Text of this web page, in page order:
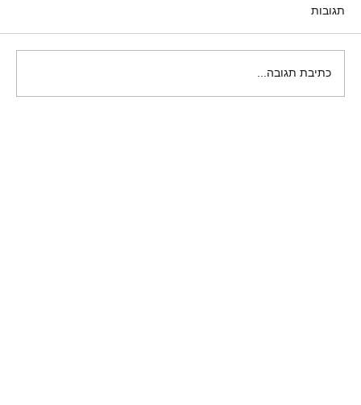
בניה ירוקה - מה צריך לדעת
תגובות
כתיבת תגובה...